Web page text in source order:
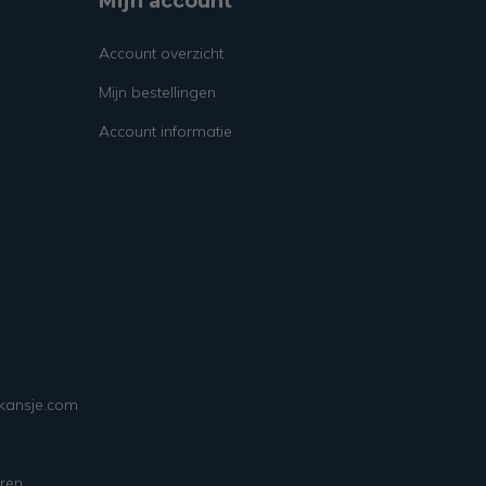
Account overzicht
Mijn bestellingen
Account informatie